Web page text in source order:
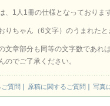
、1人1冊の仕様となっておりま
おりちゃん（6文字）のうまれた
文章部分も同等の文字数であれ
のでご了承ください。
質問 原稿に関するご質問 写真